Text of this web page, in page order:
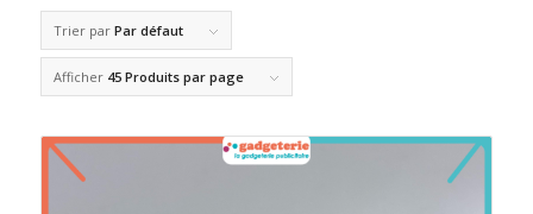
Trier par Par défaut
Afficher 45 Produits par page